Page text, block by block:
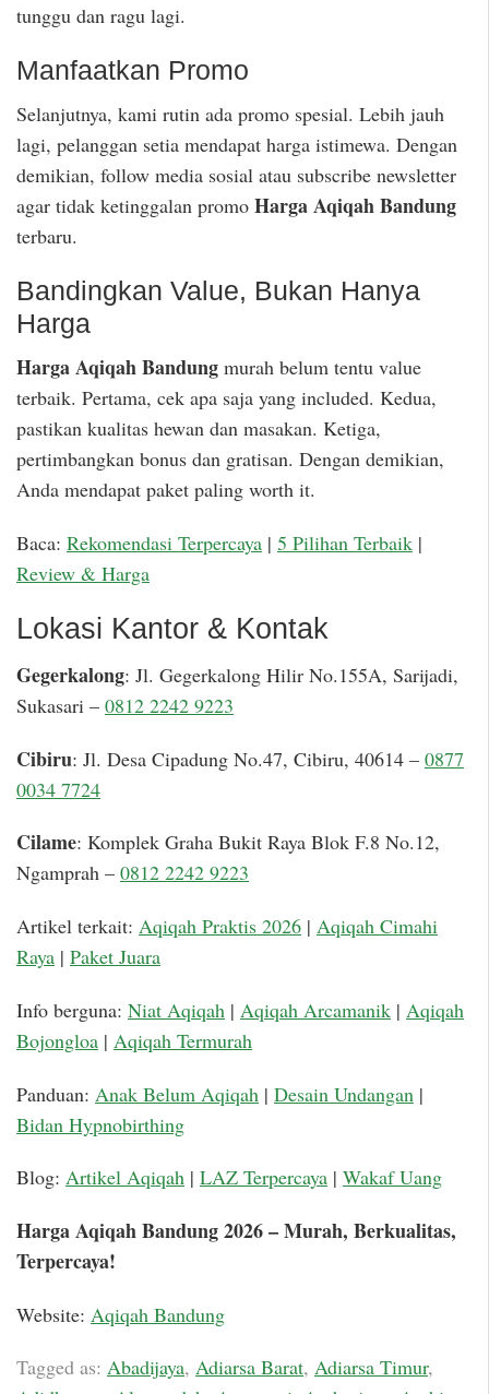
tunggu dan ragu lagi.
Manfaatkan Promo
Selanjutnya, kami rutin ada promo spesial. Lebih jauh
lagi, pelanggan setia mendapat harga istimewa. Dengan
demikian, follow media sosial atau subscribe newsletter
agar tidak ketinggalan promo Harga Aqiqah Bandung
terbaru.
Bandingkan Value, Bukan Hanya
Harga
Harga Aqiqah Bandung murah belum tentu value
terbaik. Pertama, cek apa saja yang included. Kedua,
pastikan kualitas hewan dan masakan. Ketiga,
pertimbangkan bonus dan gratisan. Dengan demikian,
Anda mendapat paket paling worth it.
Baca: Rekomendasi Terpercaya | 5 Pilihan Terbaik |
Review & Harga
Lokasi Kantor & Kontak
Gegerkalong: Jl. Gegerkalong Hilir No.155A, Sarijadi,
Sukasari – 0812 2242 9223
Cibiru: Jl. Desa Cipadung No.47, Cibiru, 40614 – 0877
0034 7724
Cilame: Komplek Graha Bukit Raya Blok F.8 No.12,
Ngamprah – 0812 2242 9223
Artikel terkait: Aqiqah Praktis 2026 | Aqiqah Cimahi
Raya | Paket Juara
Info berguna: Niat Aqiqah | Aqiqah Arcamanik | Aqiqah
Bojongloa | Aqiqah Termurah
Panduan: Anak Belum Aqiqah | Desain Undangan |
Bidan Hypnobirthing
Blog: Artikel Aqiqah | LAZ Terpercaya | Wakaf Uang
Harga Aqiqah Bandung 2026 – Murah, Berkualitas,
Terpercaya!
Website: Aqiqah Bandung
Tagged as: Abadijaya, Adiarsa Barat, Adiarsa Timur,